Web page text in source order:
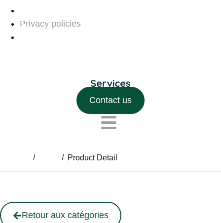
Privacy policies
Contact us
/ / Product Detail
Retour aux catégories